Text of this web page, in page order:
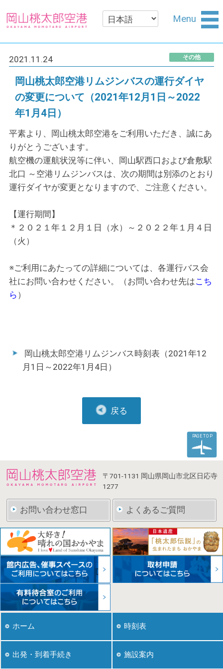
Menu
その他
2021.11.24
岡山桃太郎空港リムジンバスの運行ダイヤ
の変更について（2021年12月1日～2022
年1月4日）
平素より、岡山桃太郎空港をご利用いただき、誠にあ
りがとうございます。
航空機の運航状況等に伴い、岡山駅西口および倉敷駅
北口 ～空港リムジンバスは、次の期間は別添のとおり
運行ダイヤが変更となりますので、ご注意ください。
【運行期間】
＊２０２１年１２月１日（水）～２０２２年１月４日
（火）
※ご利用にあたっての詳細については、各運行バス会
社にお問い合わせください。（お問い合わせ先はこち
ら ）
岡山桃太郎空港リムジンバス時刻表（2021年12
月1日～2022年1月4日）
戻る
PAGE TOP
〒701-1131 岡山県岡山市北区日応寺
1277
お問い合わせ窓口 よくあるご質問
ホーム 時刻表
出発・到着手続き 施設案内